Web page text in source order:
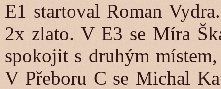
E1 startoval Roman
2x zlato. V E3 se Míra
spokojit s druhým
V Přeboru C se Michal